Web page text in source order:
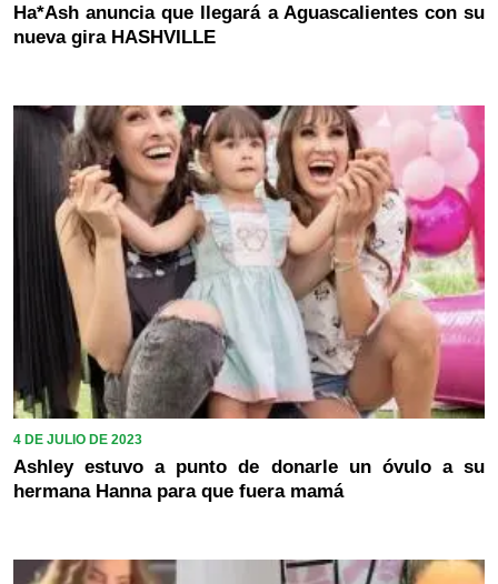
Ha*Ash anuncia que llegará a Aguascalientes con su
nueva gira HASHVILLE
4 DE JULIO DE 2023
Ashley estuvo a punto de donarle un óvulo a su
hermana Hanna para que fuera mamá